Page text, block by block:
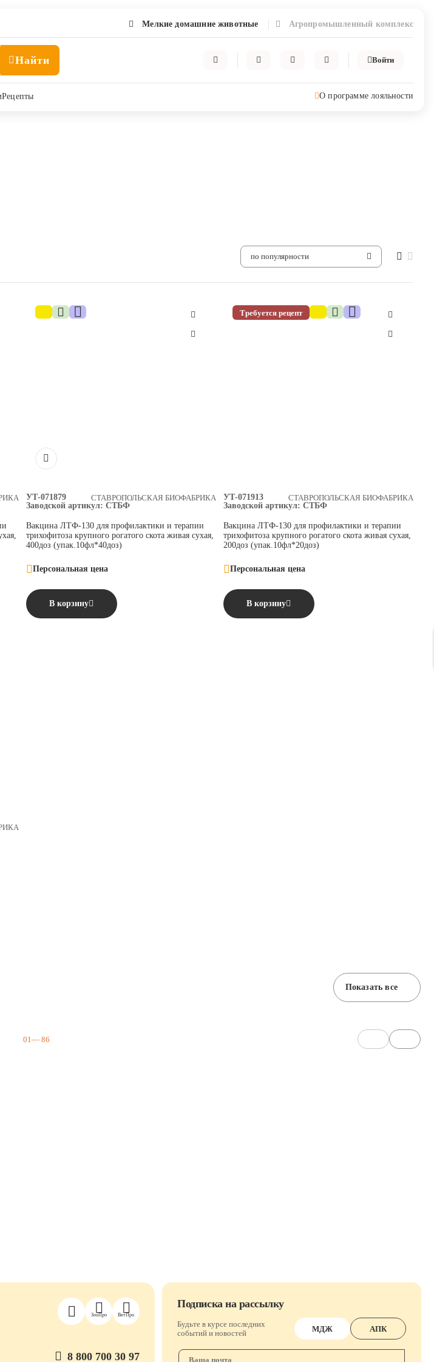
Мелкие домашние животные Агропромышленный комплекс
Найти Войти
Рецепты О программе лояльности
по популярности
УТ-071879
Заводской артикул: СТБФ
СТАВРОПОЛЬСКАЯ БИОФАБРИКА
Вакцина ЛТФ-130 для профилактики и терапии
трихофитоза крупного рогатого скота живая сухая,
400доз (упак.10фл*40доз)
Персональная цена
В корзину
Требуется рецепт
УТ-071913
Заводской артикул: СТБФ
СТАВРОПОЛЬСКАЯ БИОФАБРИКА
Вакцина ЛТФ-130 для профилактики и терапии
трихофитоза крупного рогатого скота живая сухая,
200доз (упак.10фл*20доз)
Персональная цена
В корзину
Показать все
01 — 86
ЗооПро ВетПро
8 800 700 30 97
Подписка на рассылку
Будьте в курсе последних
событий и новостей
МДЖ АПК